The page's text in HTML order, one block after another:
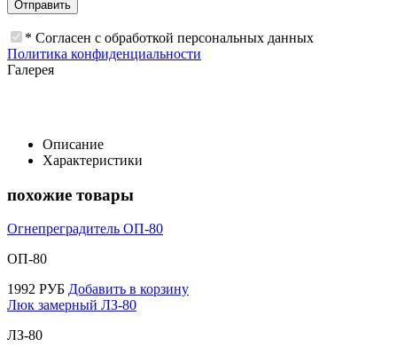
* Согласен с обработкой персональных данных
Политика конфиденциальности
Галерея
Описание
Характеристики
похожие товары
Огнепреградитель ОП-80
ОП-80
1992 РУБ Добавить в корзину
Люк замерный ЛЗ-80
ЛЗ-80